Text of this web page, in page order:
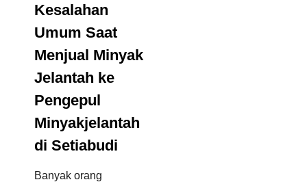
Kesalahan
Umum Saat
Menjual Minyak
Jelantah ke
Pengepul
Minyakjelantah
di Setiabudi
Banyak orang